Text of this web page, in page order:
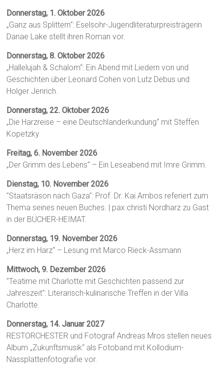
Donnerstag, 1. Oktober 2026
„Ganz aus Splittern“: Eselsohr-Jugendliteraturpreisträgerin
Danae Lake stellt ihren Roman vor.
Donnerstag, 8. Oktober 2026
„Hallelujah & Schalom“: Ein Abend mit Liedern von und
Geschichten über Leonard Cohen von Lutz Debus und
Holger Jenrich.
Donnerstag, 22. Oktober 2026
„Die Harzreise – eine Deutschlanderkundung“ mit Steffen
Kopetzky
Freitag, 6. November 2026
„Der Grimm des Lebens“ – Ein Leseabend mit Imre Grimm.
Dienstag, 10. November 2026
"Staatsräson nach Gaza": Prof. Dr. Kai Ambos referiert zum
Thema seines neuen Buches. | pax christi Nordharz zu Gast
in der BÜCHER-HEIMAT.
Donnerstag, 19. November 2026
„Herz im Harz“ – Lesung mit Marco Rieck-Assmann
Mittwoch, 9. Dezember 2026
"Teatime mit Charlotte mit Geschichten passend zur
Jahreszeit": Literarisch-kulinarische Treffen in der Villa
Charlotte.
Donnerstag, 14. Januar 2027
RESTORCHESTER und Fotograf Andreas Mros stellen neues
Album „Zukunftsmusik“ als Fotoband mit Kollodium-
Nassplattenfotografie vor.